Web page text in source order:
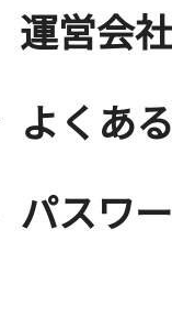
運営会社
よくあ
パスワ